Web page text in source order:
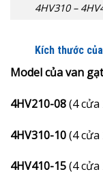
4HV310 –
Kích thước
Model của van
4HV210-08(4
4HV310-10(4
4HV410-15(4